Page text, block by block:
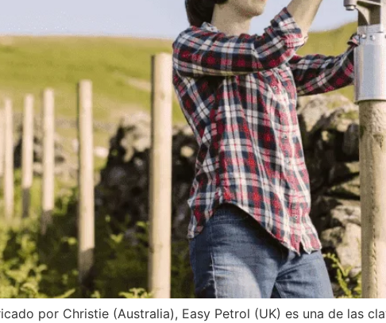
por Christie (Australia), Easy Petrol (UK) es una de las